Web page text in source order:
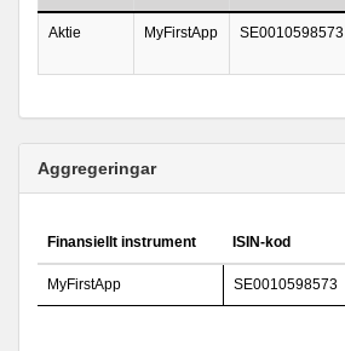
Aktie MyFirstApp SE0010598573
Aggregeringar
Finansiellt instrument ISIN-kod
MyFirstApp SE0010598573